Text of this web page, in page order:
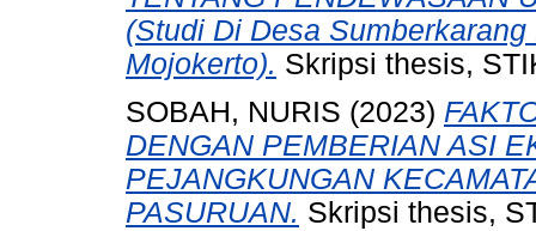
(Studi Di Desa
Mojokerto). Skripsi thesis,
SOBAH, NURIS (2023)
DENGAN PEMBERIAN ASI
PEJANGKUNGAN
PASURUAN. Skripsi thesis,